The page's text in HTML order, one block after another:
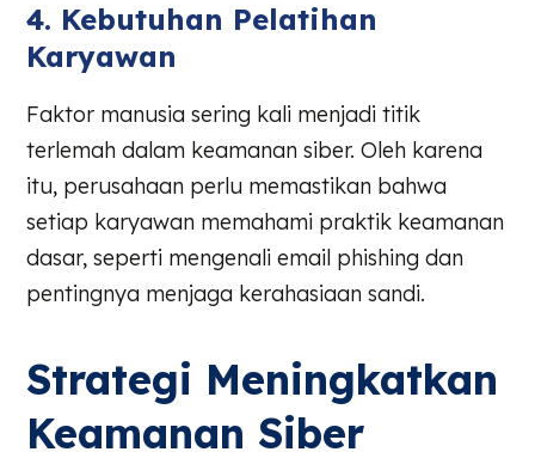
4. Kebutuhan Pelatihan
Karyawan
Faktor manusia sering kali menjadi titik
terlemah dalam keamanan siber. Oleh karena
itu, perusahaan perlu memastikan bahwa
setiap karyawan memahami praktik keamanan
dasar, seperti mengenali email phishing dan
pentingnya menjaga kerahasiaan sandi.
Strategi Meningkatkan
Keamanan Siber